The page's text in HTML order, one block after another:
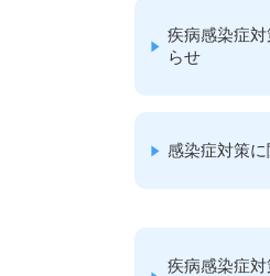
疾病感染症
らせ
感染症対策
疾病感染症